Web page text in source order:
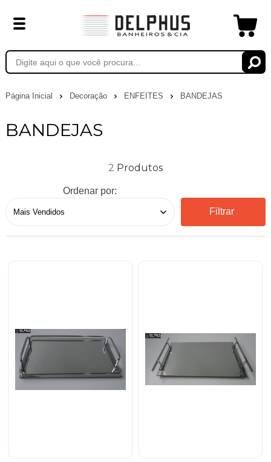
Página Inicial Decoração ENFEITES BANDEJAS
BANDEJAS
2
Ordenar por:
Filtrar